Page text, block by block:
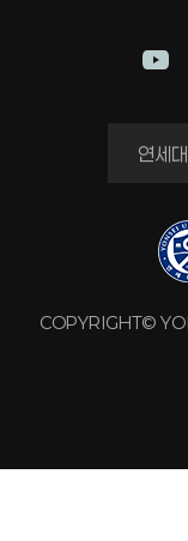
COPYRIGHT©
연세